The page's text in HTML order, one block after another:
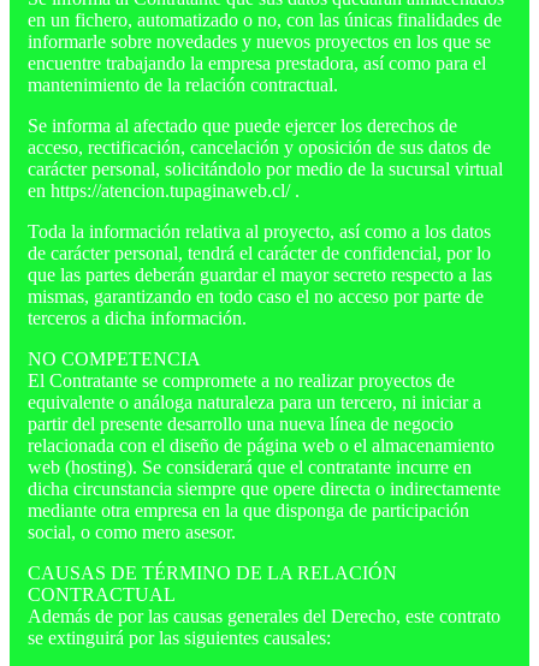
en un fichero, automatizado o no, con las únicas finalidades de
informarle sobre novedades y nuevos proyectos en los que se
encuentre trabajando la empresa prestadora, así como para el
mantenimiento de la relación contractual.
Se informa al afectado que puede ejercer los derechos de
acceso, rectificación, cancelación y oposición de sus datos de
carácter personal, solicitándolo por medio de la sucursal virtual
en https://atencion.tupaginaweb.cl/ .
Toda la información relativa al proyecto, así como a los datos
de carácter personal, tendrá el carácter de confidencial, por lo
que las partes deberán guardar el mayor secreto respecto a las
mismas, garantizando en todo caso el no acceso por parte de
terceros a dicha información.
NO COMPETENCIA
El Contratante se compromete a no realizar proyectos de
equivalente o análoga naturaleza para un tercero, ni iniciar a
partir del presente desarrollo una nueva línea de negocio
relacionada con el diseño de página web o el almacenamiento
web (hosting). Se considerará que el contratante incurre en
dicha circunstancia siempre que opere directa o indirectamente
mediante otra empresa en la que disponga de participación
social, o como mero asesor.
CAUSAS DE TÉRMINO DE LA RELACIÓN
CONTRACTUAL
Además de por las causas generales del Derecho, este contrato
se extinguirá por las siguientes causales: